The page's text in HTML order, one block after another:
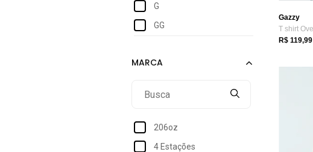
G
GG
206oz
4 Estações
Gazzy
R$ 119,99